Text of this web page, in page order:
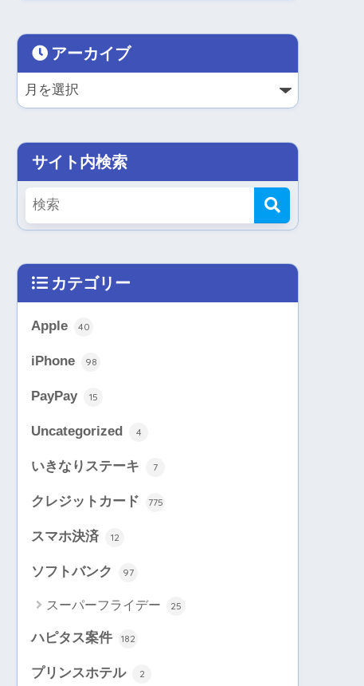
アーカイブ
サイト内検索
カテゴリー
Apple 40
iPhone 98
PayPay 15
Uncategorized 4
いきなりステーキ 7
クレジットカード 775
スマホ決済 12
ソフトバンク 97
スーパーフライデー 25
ハピタス案件 182
プリンスホテル 2